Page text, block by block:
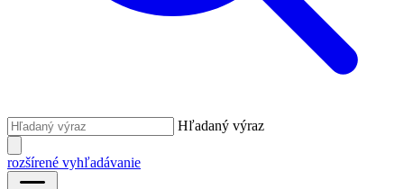
Hľadaný výraz
rozšírené vyhľadávanie